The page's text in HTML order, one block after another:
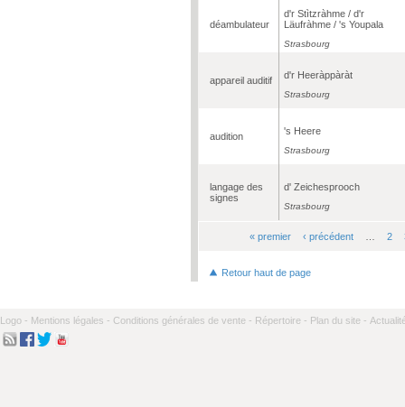
déambulateur
d'r Stìtzràhme / d'r
Läufràhme / 's Youpala
Strasbourg
appareil auditif d'r Heeràppàràt
Strasbourg
audition 's Heere
Strasbourg
langage des
signes
d' Zeichesprooch
Strasbourg
« premier ‹ précédent 2
Retour haut de page
Logo - Mentions légales - Conditions générales de vente - Répertoire - Plan du site -